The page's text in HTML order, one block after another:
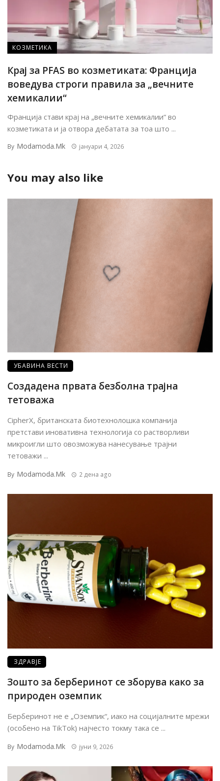
КОЗМЕТИКА
Крај за PFAS во козметиката: Франција
воведува строги правила за „вечните
хемикалии“
Франција стави крај на „вечните хемикалии“ во
козметиката и ја отвора дебатата за тоа што ...
By Modamoda.mk јануари 4, 2026
You may also like
УБАВИНА ВЕСТИ
Создадена првата безболна трајна
тетоважа
CipherX, британската биотехнолошка компанија
претстави иновативна технологија со растворливи
микроигли што овозможува нанесување трајни
тетоважи ...
By Modamoda.mk 2 дена ago
ЗДРАВЈЕ
Зошто за берберинот се зборува како за
природен оземпик
Берберинот не е „Оземпик“, иако на социјалните мрежи
(особено на TikTok) најчесто токму така се ...
By Modamoda.mk јуни 9, 2026